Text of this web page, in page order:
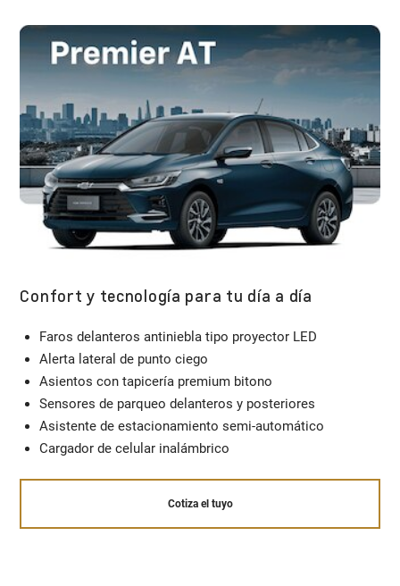
Confort y tecnología para tu día a día
Faros delanteros antiniebla tipo proyector LED
Alerta lateral de punto ciego
Asientos con tapicería premium bitono
Sensores de parqueo delanteros y posteriores
Asistente de estacionamiento semi-automático
Cargador de celular inalámbrico
Cotiza el tuyo